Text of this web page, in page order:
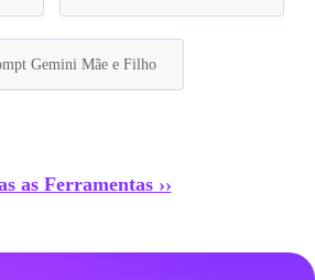
Gemini Mãe e Filho
as Ferramentas ››